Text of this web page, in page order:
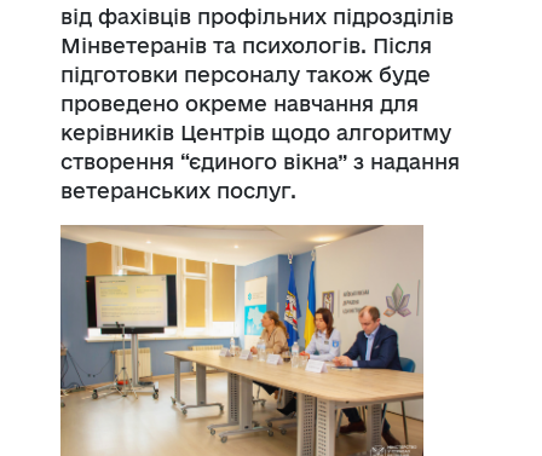
від фахівців профільних підрозділів
Мінветеранів та психологів. Після
підготовки персоналу також буде
проведено окреме навчання для
керівників Центрів щодо алгоритму
створення “єдиного вікна” з надання
ветеранських послуг.